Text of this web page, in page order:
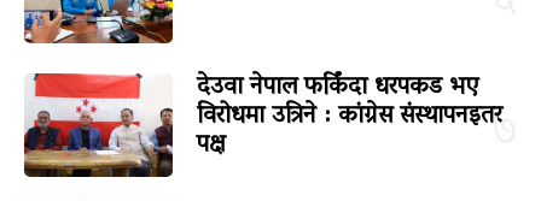
७
देउवा नेपाल फर्किंदा धरपकड भए
विरोधमा उत्रिने : कांग्रेस संस्थापनइतर
पक्ष